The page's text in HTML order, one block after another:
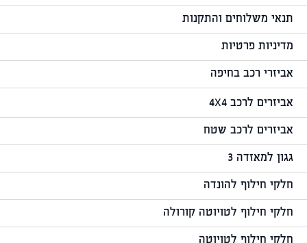
תנאי משלוחים והתקנות
מדיניות פרטיות
אביזרי רכב בחיפה
אביזרים לרכב 4X4
אביזרים לרכב שטח
גגון למאזדה 3
חלקי חילוף להונדה
חלקי חילוף לטויוטה קורולה